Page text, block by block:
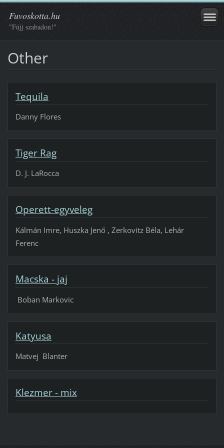
Fuvoskotta.hu
"Fújj szabadon!"
Other
Tequila
Danny Flores
Tiger Rag
D. J. LaRocca
Operett-egyveleg
Kálmán Imre, Huszka Jenő , Zerkovitz Béla, Lehár
Ferenc
Macska - jaj
Boban Markovic
Katyusa
Matvej Blanter
Klezmer - mix